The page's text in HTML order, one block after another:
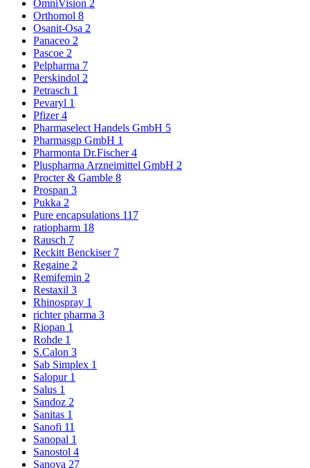
OmniVision 2
Orthomol 8
Osanit-Osa 2
Panaceo 2
Pascoe 2
Pelpharma 7
Perskindol 2
Petrasch 1
Pevaryl 1
Pfizer4
Pharmaselect Handels GmbH 5
Pharmasgp GmbH 1
Pharmonta Dr.Fischer4
Pluspharma Arzneimittel GmbH 2
Procter & Gamble 8
Prospan 3
Pukka 2
Pure encapsulations 117
ratiopharm 18
Rausch 7
Reckitt Benckiser 7
Regaine 2
Remifemin 2
Restaxil 3
Rhinospray 1
richter pharma 3
Riopan 1
Rohde 1
S.Calon 3
Sab Simplex 1
Salopur 1
Salus 1
Sandoz 2
Sanitas 1
Sanofi 11
Sanopal 1
Sanostol 4
Sanova 27